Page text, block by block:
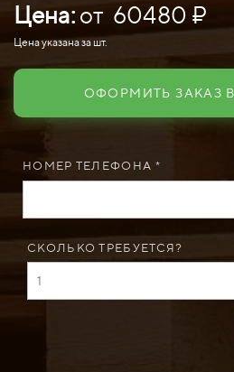
Цена:от 60480 ₽
Цена указана за шт.
ОФОРМИТЬ ЗАКАЗ В
НОМЕР ТЕЛЕФОНА *
СКОЛЬКО ТРЕБУЕТСЯ?